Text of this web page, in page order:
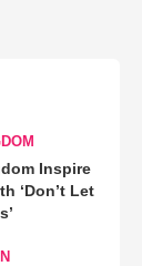
Inspire
‘Don’t Let